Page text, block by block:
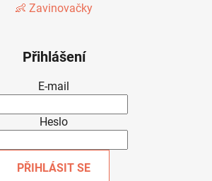
👶 Zavinovačky
Přihlášení
E-mail
Heslo
PŘIHLÁSIT SE